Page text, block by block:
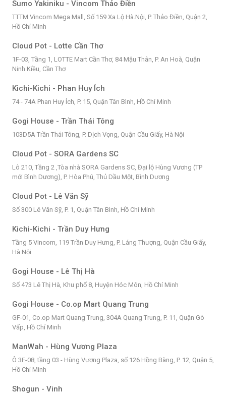
Sumo Yakiniku - Vincom Thảo Điền
TTTM Vincom Mega Mall, Số 159 Xa Lộ Hà.Nội, P. Thảo Điền, Quận 2,
Hồ Chí Minh
Cloud Pot - Lotte Cần Thơ
1F-03, Tầng 1, LOTTE Mart Cần Thơ, 84 Mậu Thân, P. An Hoà, Quận
Ninh Kiều, Cần Thơ
Kichi-Kichi - Phan Huy Ích
74 - 74A Phan Huy Ích, P. 15, Quận Tân Bình, Hồ Chí Minh
Gogi House - Trần Thái Tông
103D5A Trần Thái Tông, P. Dịch Vọng, Quận Cầu Giấy, Hà Nội
Cloud Pot - SORA Gardens SC
Lô 210, Tầng 2 ,Tòa nhà SORA Gardens SC, Đại lộ Hùng Vương (TP
mới Bình Dương), P. Hòa Phú, Thủ Dầu Một, Bình Dương
Cloud Pot - Lê Văn Sỹ
Số 300 Lê Văn Sỹ, P. 1, Quận Tân Bình, Hồ Chí Minh
Kichi-Kichi - Trần Duy Hưng
Tầng 5 Vincom, 119 Trần Duy Hưng, P. Láng Thượng, Quận Cầu Giấy,
Hà Nội
Gogi House - Lê Thị Hà
Số 473 Lê Thị Hà, Khu phố 8, Huyện Hóc Môn, Hồ Chí Minh
Gogi House - Co.op Mart Quang Trung
GF-01, Co.op Mart Quang Trung, 304A Quang Trung, P. 11, Quận Gò
Vấp, Hồ Chí Minh
ManWah - Hùng Vương Plaza
Ô 3F-08, tầng 03 - Hùng Vương Plaza, số 126 Hồng Bàng, P. 12, Quận 5,
Hồ Chí Minh
Shogun - Vinh